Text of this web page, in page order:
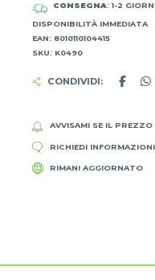
CONSEGNA: 1-2
DISPONIBILITÀ IMMEDIATA
EAN: 8010110104415
SKU: K0490
CONDIVIDI:
AVVISAMI SE IL PREZZO
RICHIEDI INFORMAZIONI
RIMANI AGGIORNATO